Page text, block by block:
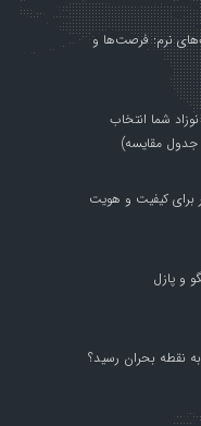
نرم: فرصت‌ها و
شما انتخاب
مقایسه)
برای کیفیت و هویت
و پازل
نقطه بحران رسید؟